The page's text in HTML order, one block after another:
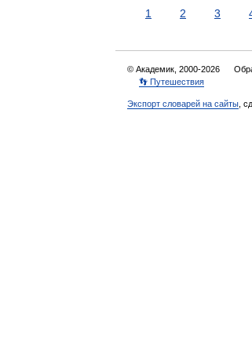
1 2 3
© Академик, 2000-2026
👣 Путешествия
Экспорт словарей на сайты ,